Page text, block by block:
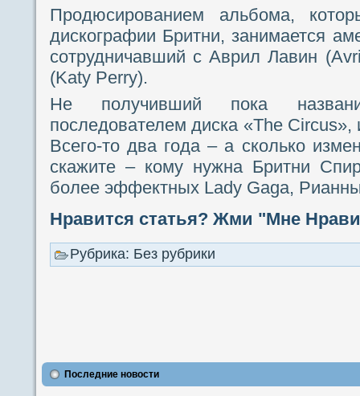
Продюсированием альбома,
дискографии Бритни, занимается
сотрудничавший с Аврил Лавин
(Katy Perry).
Не получивший пока
последователем диска «The Circus»,
Всего-то два года – а сколько
скажите – кому нужна Бритни
более эффектных Lady Gaga,
Нравится статья? Жми "Мне
Рубрика: Без рубрики
Последние новости